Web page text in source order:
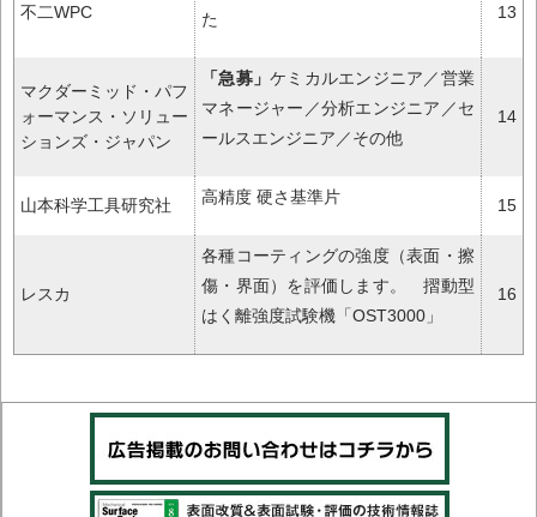
不二WPC
た
13
マクダーミッド・パフ
ォーマンス・ソリュー
ションズ・ジャパン
「急募」ケミカルエンジニア／営業
マネージャー／分析エンジニア／セ
ールスエンジニア／その他
14
山本科学工具研究社 高精度 硬さ基準片 15
レスカ
各種コーティングの強度（表面・擦
傷・界面）を評価します。 摺動型
はく離強度試験機「OST3000」
16